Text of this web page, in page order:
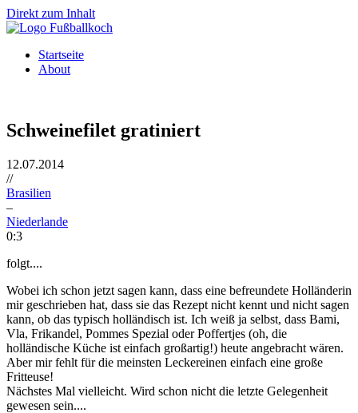
Direkt zum Inhalt
Startseite
About
Schweinefilet gratiniert
12.07.2014
//
Brasilien
–
Niederlande
0:3
folgt....
Wobei ich schon jetzt sagen kann, dass eine befreundete Holländerin
mir geschrieben hat, dass sie das Rezept nicht kennt und nicht sagen
kann, ob das typisch holländisch ist. Ich weiß ja selbst, dass Bami,
Vla, Frikandel, Pommes Spezial oder Poffertjes (oh, die
holländische Küche ist einfach großartig!) heute angebracht wären.
Aber mir fehlt für die meinsten Leckereinen einfach eine große
Fritteuse!
Nächstes Mal vielleicht. Wird schon nicht die letzte Gelegenheit
gewesen sein....